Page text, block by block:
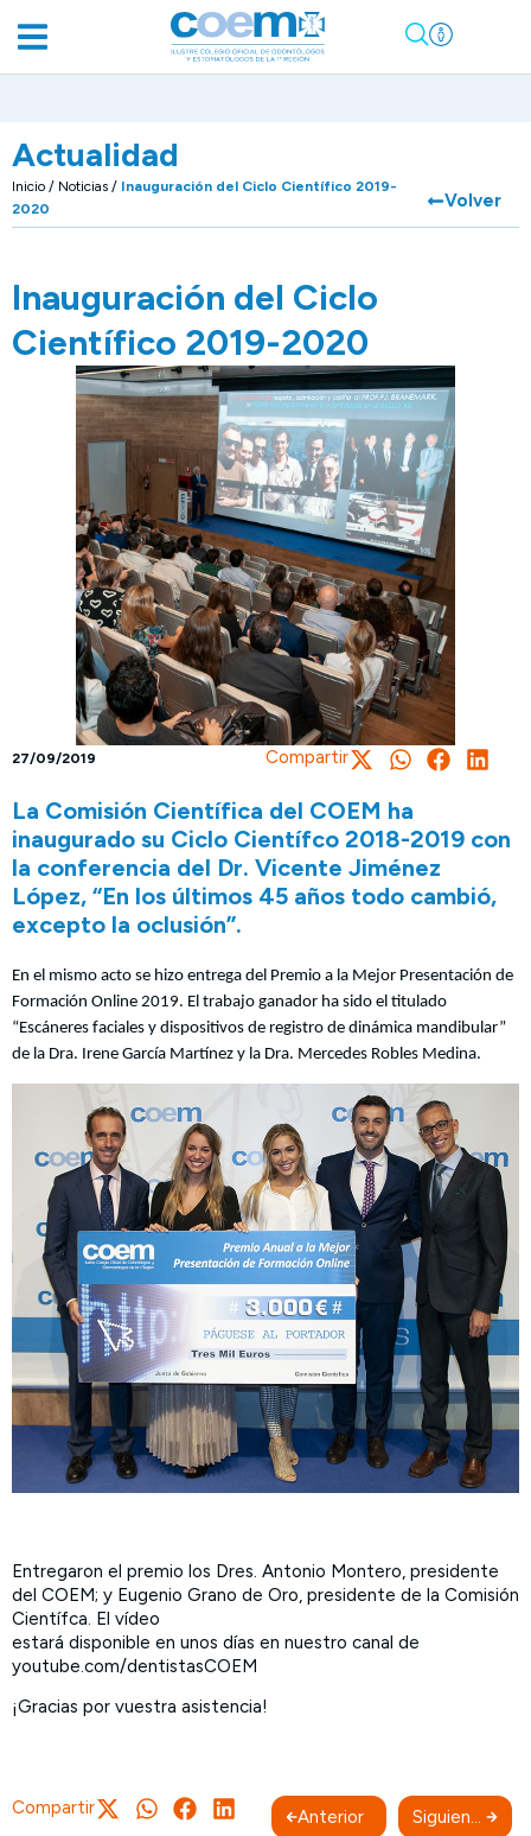
Actualidad
Inicio / Noticias / Inauguración del Ciclo Científico 2019-
2020
Volver
Inauguración del Ciclo
Científico 2019-2020
27/09/2019 Compartir
La Comisión Científica del COEM ha
inaugurado su Ciclo Científco 2018-2019 con
la conferencia del Dr. Vicente Jiménez
López, “En los últimos 45 años todo cambió,
excepto la oclusión”.
En el mismo acto se hizo entrega del Premio a la Mejor Presentación de
Formación Online 2019. El trabajo ganador ha sido el titulado
“Escáneres faciales y dispositivos de registro de dinámica mandibular”
de la Dra. Irene García Martínez y la Dra. Mercedes Robles Medina.
Entregaron el premio los Dres. Antonio Montero, presidente
del COEM; y Eugenio Grano de Oro, presidente de la Comisión
Científca. El vídeo
estará disponible en unos días en nuestro canal de
youtube.com/dentistasCOEM
¡Gracias por vuestra asistencia!
Compartir Anterior Siguiente